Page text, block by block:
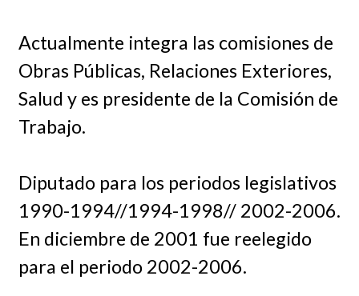
Actualmente integra las comisiones de
Obras Públicas, Relaciones Exteriores,
Salud y es presidente de la Comisión de
Trabajo.
Diputado para los periodos legislativos
1990-1994//1994-1998// 2002-2006.
En diciembre de 2001 fue reelegido
para el periodo 2002-2006.